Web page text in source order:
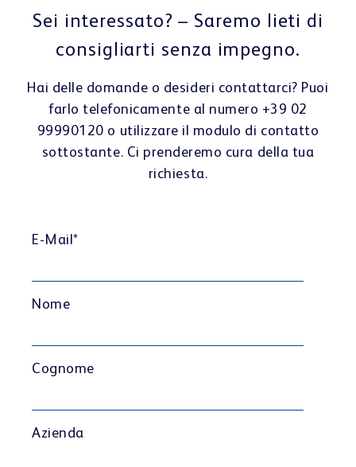
Sei interessato? – Saremo lieti di
consigliarti senza impegno.
Hai delle domande o desideri contattarci? Puoi
farlo telefonicamente al numero +39 02
99990120 o utilizzare il modulo di contatto
sottostante. Ci prenderemo cura della tua
richiesta.
E-Mail*
Nome
Cognome
Azienda